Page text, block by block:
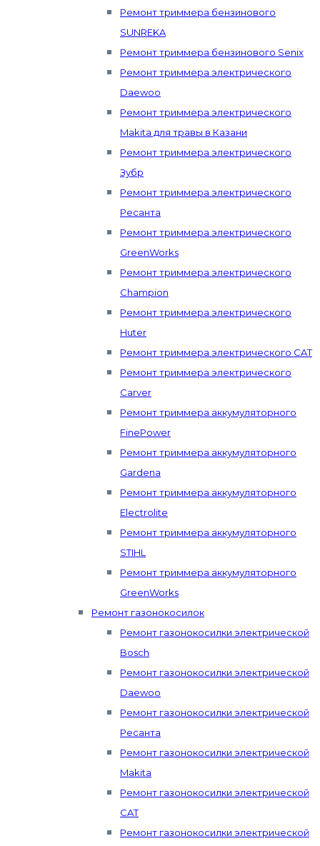
Ремонт триммера бензинового
SUNREKA
Ремонт триммера бензинового Senix
Ремонт триммера электрического
Daewoo
Ремонт триммера электрического
Makita для травы в Казани
Ремонт триммера электрического
Зубр
Ремонт триммера электрического
Ресанта
Ремонт триммера электрического
GreenWorks
Ремонт триммера электрического
Champion
Ремонт триммера электрического
Huter
Ремонт триммера электрического CAT
Ремонт триммера электрического
Carver
Ремонт триммера аккумуляторного
FinePower
Ремонт триммера аккумуляторного
Gardena
Ремонт триммера аккумуляторного
Electrolite
Ремонт триммера аккумуляторного
STIHL
Ремонт триммера аккумуляторного
GreenWorks
Ремонт газонокосилок
Ремонт газонокосилки электрической
Bosch
Ремонт газонокосилки электрической
Daewoo
Ремонт газонокосилки электрической
Ресанта
Ремонт газонокосилки электрической
Makita
Ремонт газонокосилки электрической
CAT
Ремонт газонокосилки электрической